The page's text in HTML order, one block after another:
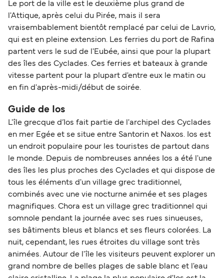
Le port de la ville est le deuxième plus grand de
l'Attique, après celui du Pirée, mais il sera
vraisembablement bientôt remplacé par celui de Lavrio,
qui est en pleine extension. Les ferries du port de Rafina
partent vers le sud de l'Eubée, ainsi que pour la plupart
des îles des Cyclades. Ces ferries et bateaux à grande
vitesse partent pour la plupart d'entre eux le matin ou
en fin d'après-midi/début de soirée.
Guide de Ios
L'île grecque d’Ios fait partie de l'archipel des Cyclades
en mer Egée et se situe entre Santorin et Naxos. Ios est
un endroit populaire pour les touristes de partout dans
le monde. Depuis de nombreuses années Ios a été l'une
des îles les plus proches des Cyclades et qui dispose de
tous les éléments d'un village grec traditionnel,
combinés avec une vie nocturne animée et ses plages
magnifiques. Chora est un village grec traditionnel qui
somnole pendant la journée avec ses rues sinueuses,
ses bâtiments bleus et blancs et ses fleurs colorées. La
nuit, cependant, les rues étroites du village sont très
animées. Autour de l'île les visiteurs peuvent explorer un
grand nombre de belles plages de sable blanc et l'eau